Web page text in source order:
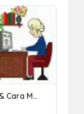
Penyebab Kelelahan & Cara Mengatasinya